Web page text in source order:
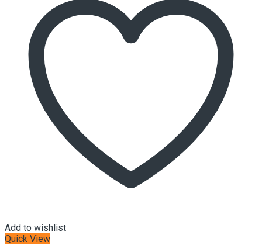
Add to wishlist
Quick View